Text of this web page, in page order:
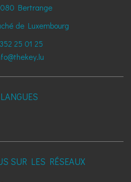
Bertrange
de Luxembourg
25 01 25
LANGUES
SUR LES RÉSEAUX